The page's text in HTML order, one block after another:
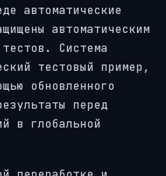
автоматические
автоматическим
Система
тестовый пример,
обновленного
перед
в глобальной